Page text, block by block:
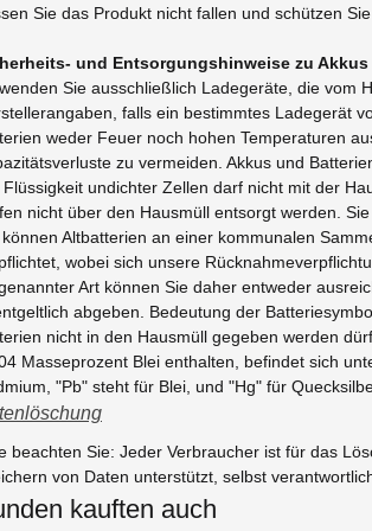
Sie das Produkt nicht fallen und schützen
und Entsorgungshinweise zu
Sie ausschließlich Ladegeräte, die vom
falls ein bestimmtes Ladegerät
weder Feuer noch hohen Temperaturen
zu vermeiden. Akkus und
Flüssigkeit undichter Zellen darf nicht mit der
nicht über den Hausmüll entsorgt werden.
Altbatterien an einer kommunalen
wobei sich unsere
Art können Sie daher entweder
abgeben. Bedeutung der
nicht in den Hausmüll gegeben werden
Masseprozent Blei enthalten, befindet sich
"Pb" steht für Blei, und "Hg" für
beachten Sie: Jeder Verbraucher ist für das
von Daten unterstützt, selbst
kauften auch